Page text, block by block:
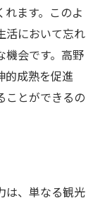
ます。このよ
活において忘れ
機会です。高野
的成熟を促進
ことができるの
は、単なる観光